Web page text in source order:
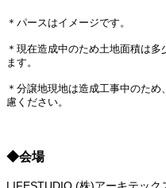
＊パースはイメージです。
＊現在造成中のため土地面積は
ます。
＊分譲地現地は造成工事中のた
慮ください。
◆会場
LIFESTUDIO (株)アーキテック